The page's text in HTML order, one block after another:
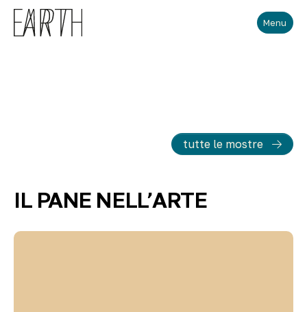
Skip to main content
Menu
IL PANE NELL’ARTE
tutte le mostre